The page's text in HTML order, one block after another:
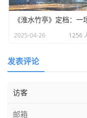
2025-04-26 1256
发表评论